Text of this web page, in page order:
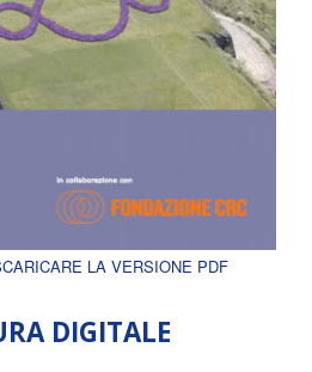
LA VERSIONE PDF
DIGITALE